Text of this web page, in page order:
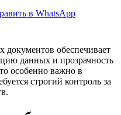
в WhatsApp
обеспечивает
данных и прозрачность
особенно важно в
строгий контроль за